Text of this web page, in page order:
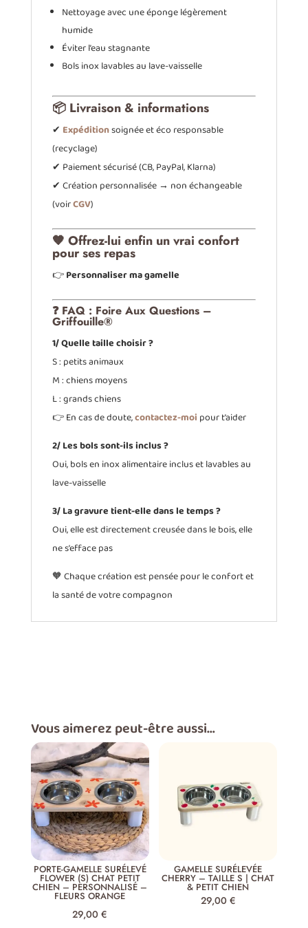
Nettoyage avec une éponge légèrement
humide
Éviter l’eau stagnante
Bols inox lavables au lave-vaisselle
📦 Livraison & informations
✔ Expéditionsoignée et éco responsable
(recyclage)
✔ Paiement sécurisé (CB, PayPal, Klarna)
✔ Création personnalisée → non échangeable
(voirCGV)
🧡 Offrez-lui enfin un vrai confort
pour ses repas
👉Personnaliser ma gamelle
❓ FAQ : Foire Aux Questions –
Griffouille®
1/ Quelle taille choisir ?
S : petits animaux
M : chiens moyens
L : grands chiens
👉 En cas de doute,contactez-moi pour t’aider
2/ Les bols sont-ils inclus ?
Oui, bols en inox alimentaire inclus et lavables au
lave-vaisselle
3/ La gravure tient-elle dans le temps ?
Oui, elle est directement creusée dans le bois, elle
ne s’efface pas
🧡 Chaque création est pensée pour le confort et
la santé de votre compagnon
Vous aimerez peut-être aussi…
PORTE-GAMELLE SURÉLEVÉ
FLOWER (S) CHAT PETIT
CHIEN – PERSONNALISÉ –
FLEURS ORANGE
29,00€
GAMELLE SURÉLEVÉE
CHERRY – TAILLE S | CHAT
& PETIT CHIEN
29,00 €